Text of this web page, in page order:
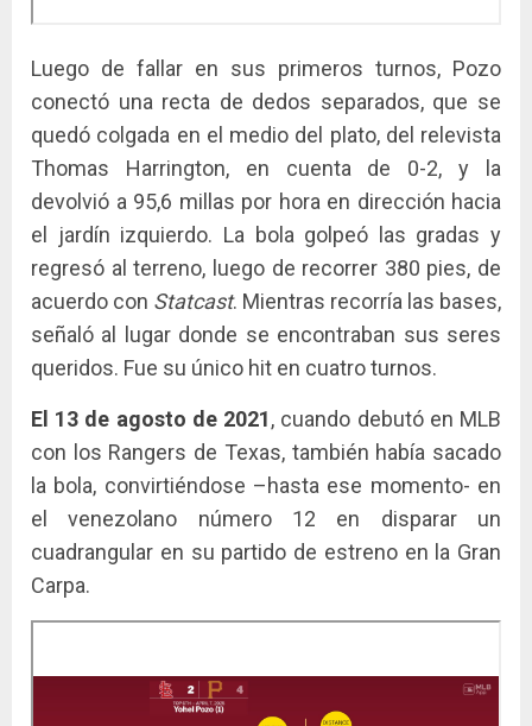
Luego de fallar en sus primeros turnos, Pozo
conectó una recta de dedos separados, que se
quedó colgada en el medio del plato, del relevista
Thomas Harrington, en cuenta de 0-2, y la
devolvió a 95,6 millas por hora en dirección hacia
el jardín izquierdo. La bola golpeó las gradas y
regresó al terreno, luego de recorrer 380 pies, de
acuerdo con Statcast. Mientras recorría las bases,
señaló al lugar donde se encontraban sus seres
queridos. Fue su único hit en cuatro turnos.
El 13 de agosto de 2021, cuando debutó en MLB
con los Rangers de Texas, también había sacado
la bola, convirtiéndose –hasta ese momento- en
el venezolano número 12 en disparar un
cuadrangular en su partido de estreno en la Gran
Carpa.